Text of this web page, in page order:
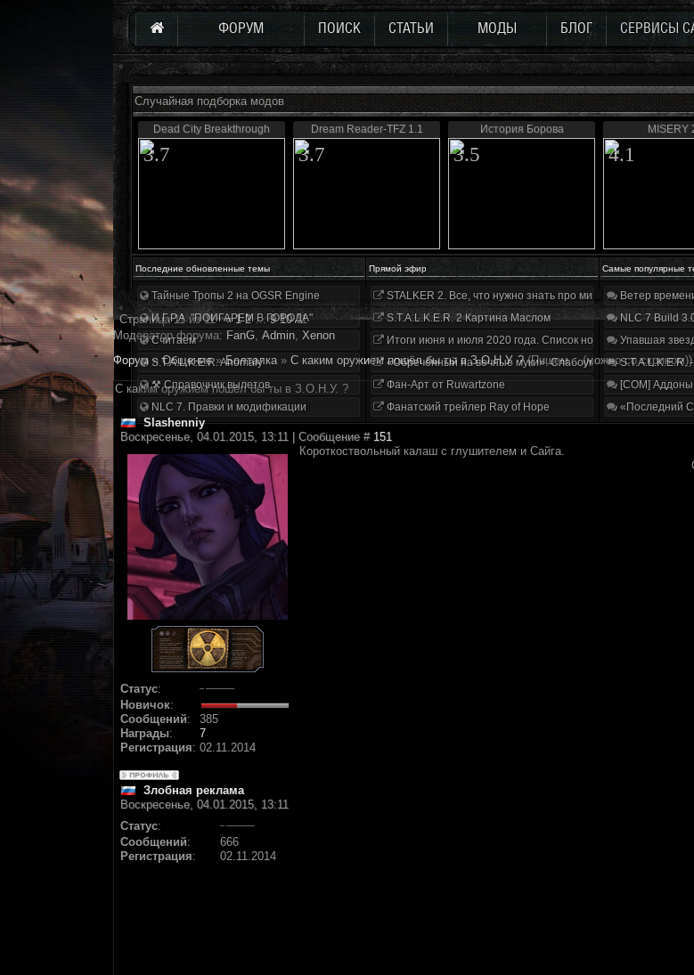
ФОРУМ ПОИСК СТАТЬИ МОДЫ БЛОГ СЕРВИСЫ
Случайная подборка модов
Dead City Breakthrough
3.7
Dream Reader-TFZ 1.1
3.7
История Борова
3.5
MISERY
4.1
Последние обновленные темы Прямой эфир Самые популярные
Тайные Тропы 2 на OGSR Engine
И.Г.Р.А. "ПОИГАРЕМ В ГОРОДА"
Считаем
S.T.A.L.K.E.R. Anomaly
⚒ Справочник вылетов
NLC 7. Правки и модификации
STALKER 2. Все, что нужно знать про мир, геймплей и
S.T.A.L.K.E.R. 2 Картина Маслом
Итоги июня и июля 2020 года. Список нововведений
«Обречённый на вечные муки». Слабоумие и отвага
Фан-Арт от Ruwartzone
Фанатский трейлер Ray of Hope
Ветер
NLC 7 Build
Упавшая
[COM]
«Последний
Страница11из11 « 1 2 … 9 10 11
Модератор форума: FanG, Аdmin, Xenon
Форум » Общение » Болталка » С каким оружием пошёл бы ты в З.О.Н.У. ? (Пишем... (можно со скрином))
С каким оружием пошёл бы ты в З.О.Н.У. ?
Slashenniy
Воскресенье, 04.01.2015, 13:11 | Сообщение # 151
Статус:
Новичок:
Сообщений:
385
Награды:
7
Регистрация: 02.11.2014
Короткоствольный калаш с глушителем и Сайга.
Злобная реклама
Воскресенье, 04.01.2015, 13:11
Статус:
Сообщений:
666
Регистрация: 02.11.2014